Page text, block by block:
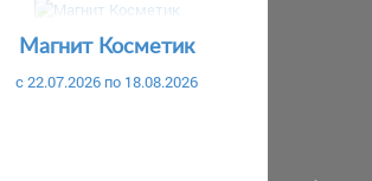
Магнит Косметик
c 22.07.2026 по 18.08.2026